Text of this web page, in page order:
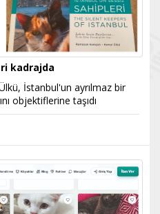
kadrajda
İstanbul'un ayrılmaz bir
objektiflerine taşıdı